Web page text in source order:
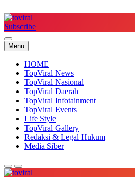
to
content
Subscribe
Menu
HOME
TopViral News
TopViral Nasional
TopViral Daerah
TopViral Infotainment
TopViral Events
Life Style
TopViral Gallery
Redaksi & Legal Hukum
Media Siber